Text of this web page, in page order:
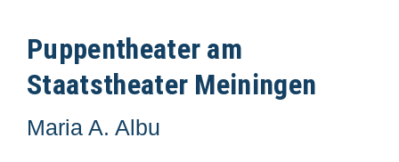
Puppentheater am
Staatstheater Meiningen
Maria A. Albu